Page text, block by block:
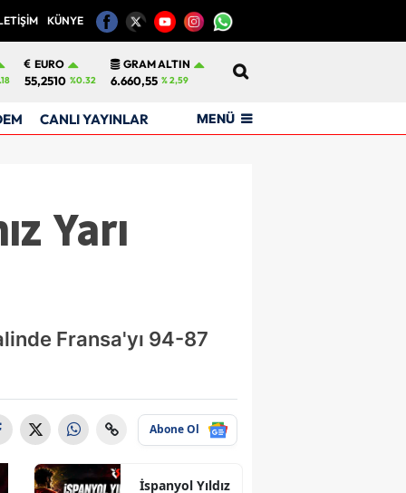
KÜNYE
EURO
55,2510 %0.32
GRAM ALTIN
6.660,55 % 2,59
CANLI YAYINLAR MENÜ
Yarı
Fransa'yı 94-87
Abone Ol
İspanyol Yıldız